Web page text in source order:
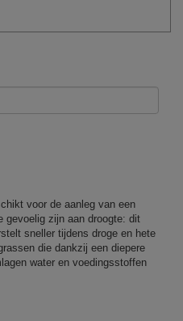
voor de aanleg van een
gevoelig zijn aan droogte: dit
sneller tijdens droge en hete
die dankzij een diepere
water en voedingsstoffen